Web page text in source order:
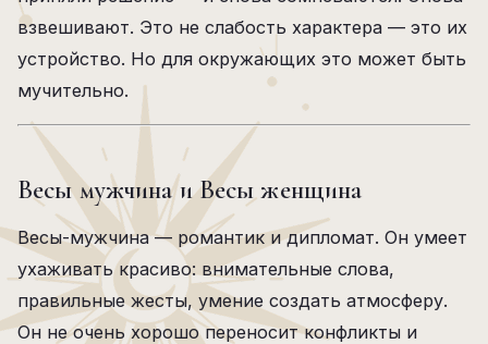
взвешивают. Это не слабость характера — это их
устройство. Но для окружающих это может быть
мучительно.
Весы мужчина и Весы женщина
Весы-мужчина — романтик и дипломат. Он умеет
ухаживать красиво: внимательные слова,
правильные жесты, умение создать атмосферу.
Он не очень хорошо переносит конфликты и